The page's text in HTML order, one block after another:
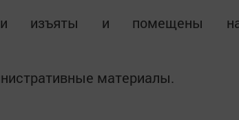
изъяты и помещены
материалы.